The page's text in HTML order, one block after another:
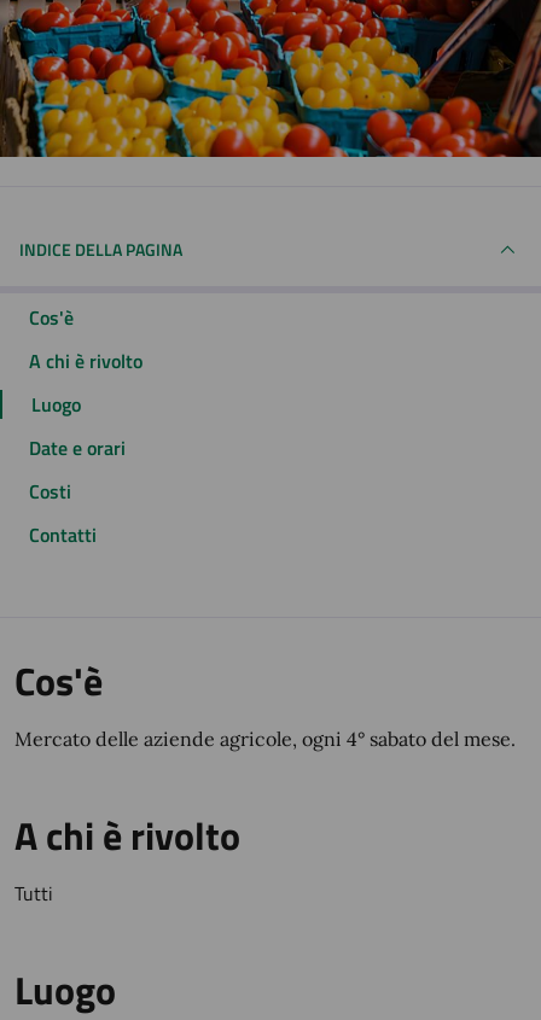
INDICE DELLA PAGINA
Cos'è
A chi è rivolto
Luogo
Date e orari
Costi
Contatti
Cos'è
Mercato delle aziende agricole, ogni 4° sabato del mese.
A chi è rivolto
Tutti
Luogo